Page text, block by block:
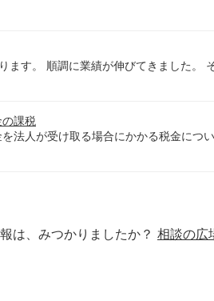
ます。 順調に業績が伸びてきました。
課税
を法人が受け取る場合にかかる税金に
は、みつかりましたか？ 相談の広